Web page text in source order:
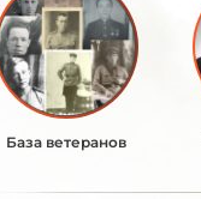
База ветеранов